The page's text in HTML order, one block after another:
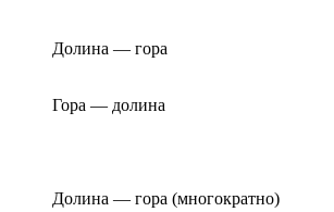
Долина — гора
Гора — долина
Долина — гора (многократно)